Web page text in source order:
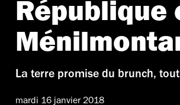
République
La terre promise du brunch,
mardi 16 janvier 2018